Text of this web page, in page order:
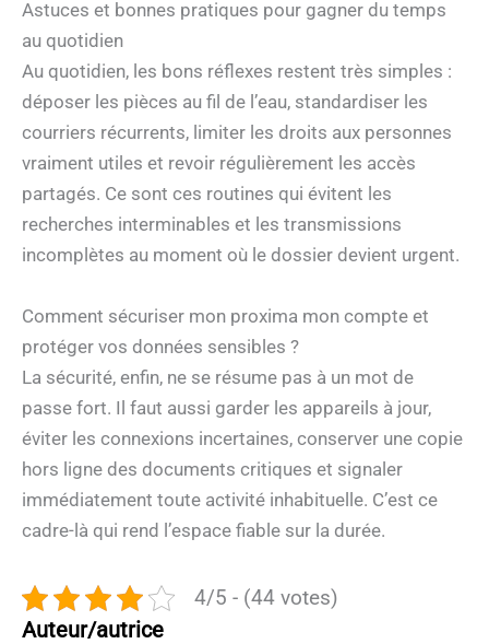
Astuces et bonnes pratiques pour gagner du temps
au quotidien
Au quotidien, les bons réflexes restent très simples :
déposer les pièces au fil de l’eau, standardiser les
courriers récurrents, limiter les droits aux personnes
vraiment utiles et revoir régulièrement les accès
partagés. Ce sont ces routines qui évitent les
recherches interminables et les transmissions
incomplètes au moment où le dossier devient urgent.
Comment sécuriser mon proxima mon compte et
protéger vos données sensibles ?
La sécurité, enfin, ne se résume pas à un mot de
passe fort. Il faut aussi garder les appareils à jour,
éviter les connexions incertaines, conserver une copie
hors ligne des documents critiques et signaler
immédiatement toute activité inhabituelle. C’est ce
cadre-là qui rend l’espace fiable sur la durée.
4/5 - (44 votes)
Auteur/autrice